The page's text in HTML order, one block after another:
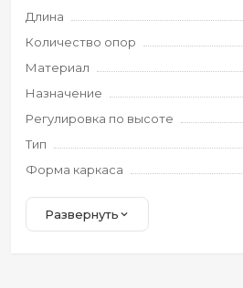
Длина
Количество опор
Материал
Назначение
Регулировка по высоте
Тип
Форма каркаса
Развернуть